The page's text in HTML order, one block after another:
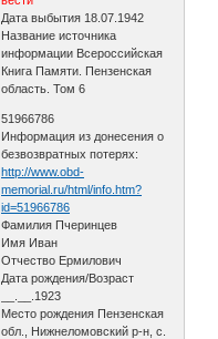
Дата выбытия 18.07.1942
Название источника
информации Всероссийская
Книга Памяти. Пензенская
область. Том 6
51966786
Информация из донесения о
безвозвратных потерях:
http://www.obd-
memorial.ru/html/info.htm?
id=51966786
Фамилия Пчеринцев
Имя Иван
Отчество Ермилович
Дата рождения/Возраст
__.__.1923
Место рождения Пензенская
обл., Нижнеломовский р-н, с.